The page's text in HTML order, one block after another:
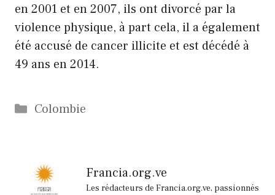
en 2001 et en 2007, ils ont divorcé par la
violence physique, à part cela, il a également
été accusé de cancer illicite et est décédé à
49 ans en 2014.
Catégories
Colombie
Francia.org.ve
Les rédacteurs de Francia.org.ve, passionnés